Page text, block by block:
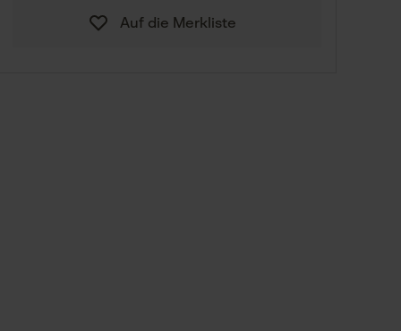
Auf die Merkliste